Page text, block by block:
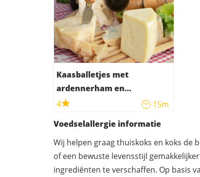
Kaasballetjes met
ardennerham en
amandelen
4
15m
Voedselallergie informatie
Wij helpen graag thuiskoks en koks de
of een bewuste levensstijl
ingrediënten te verschaffen. Op basis